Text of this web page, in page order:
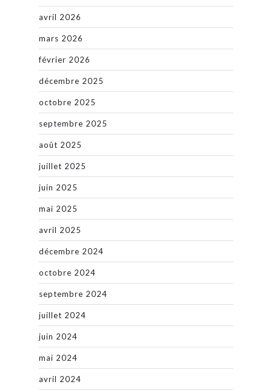
avril 2026
mars 2026
février 2026
décembre 2025
octobre 2025
septembre 2025
août 2025
juillet 2025
juin 2025
mai 2025
avril 2025
décembre 2024
octobre 2024
septembre 2024
juillet 2024
juin 2024
mai 2024
avril 2024